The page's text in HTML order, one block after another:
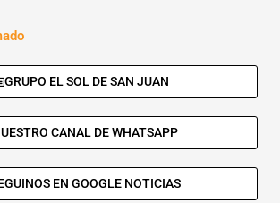
GRUPO EL SOL DE SAN JUAN
CANAL DE WHATSAPP
EN GOOGLE NOTICIAS